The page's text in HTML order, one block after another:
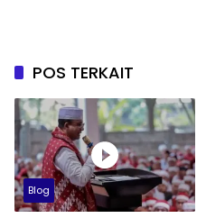
POS TERKAIT
Blog